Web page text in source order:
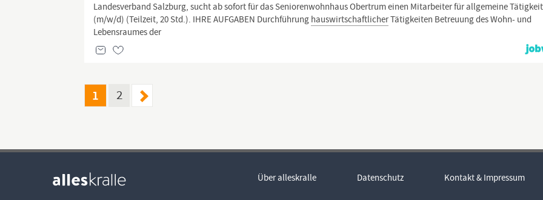
Landesverband Salzburg, sucht ab sofort für das Seniorenwohnhaus Obertrum einen Mitarbeiter für allgemeine
(m/w/d) (Teilzeit, 20 Std.). IHRE AUFGABEN Durchführung hauswirtschaftlicherTätigkeiten Betreuung des Wohn- und
Lebensraumes der
1 2
Über alleskralle Datenschutz Kontakt & Impressum